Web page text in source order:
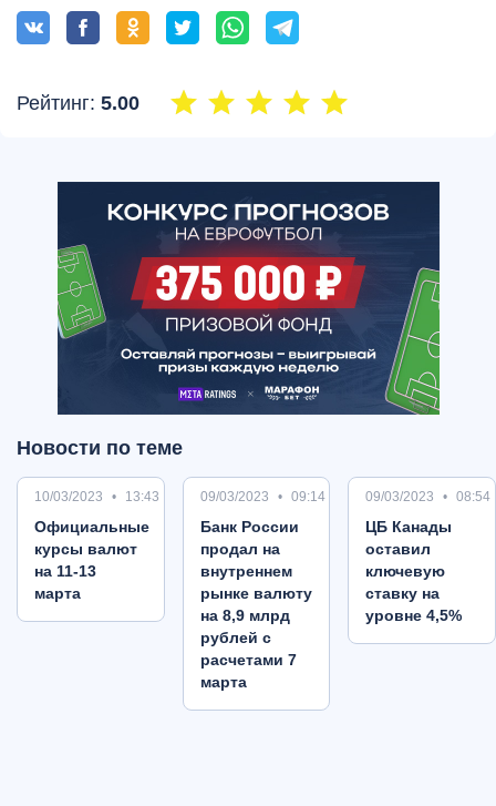
Рейтинг: 5.00
Новости по теме
10/03/2023 13:43
Oфициальные
курсы валют
на 11-13
марта
09/03/2023 09:14
Банк России
продал на
внутреннем
рынке валюту
на 8,9 млрд
рублей с
расчетами 7
марта
09/03/2023 08:54
ЦБ Канады
оставил
ключевую
ставку на
уровне 4,5%